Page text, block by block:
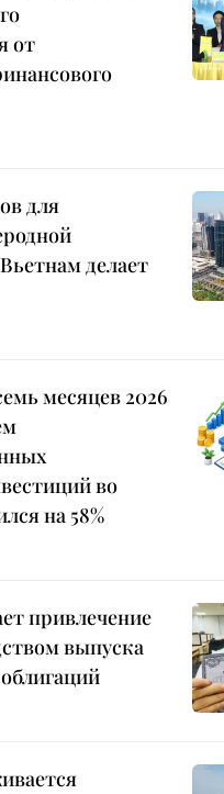
от
для
делает
месяцев 2026
во
на 58%
привлечение
выпуска